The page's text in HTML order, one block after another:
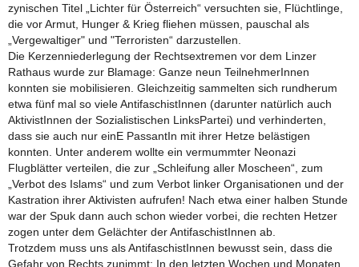
zynischen Titel „Lichter für Österreich“ versuchten sie, Flüchtlinge,
die vor Armut, Hunger & Krieg fliehen müssen, pauschal als
„Vergewaltiger" und "Terroristen“ darzustellen.
Die Kerzenniederlegung der Rechtsextremen vor dem Linzer
Rathaus wurde zur Blamage: Ganze neun TeilnehmerInnen
konnten sie mobilisieren. Gleichzeitig sammelten sich rundherum
etwa fünf mal so viele AntifaschistInnen (darunter natürlich auch
AktivistInnen der Sozialistischen LinksPartei) und verhinderten,
dass sie auch nur einE PassantIn mit ihrer Hetze belästigen
konnten. Unter anderem wollte ein vermummter Neonazi
Flugblätter verteilen, die zur „Schleifung aller Moscheen“, zum
„Verbot des Islams“ und zum Verbot linker Organisationen und der
Kastration ihrer Aktivisten aufrufen! Nach etwa einer halben Stunde
war der Spuk dann auch schon wieder vorbei, die rechten Hetzer
zogen unter dem Gelächter der AntifaschistInnen ab.
Trotzdem muss uns als AntifaschistInnen bewusst sein, dass die
Gefahr von Rechts zunimmt: In den letzten Wochen und Monaten